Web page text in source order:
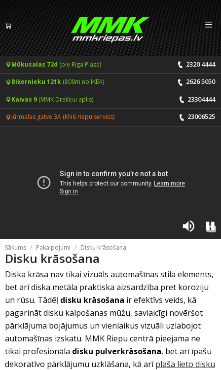
Riepas
Vasaras riepas
Ziemas riepas
Pakalpojumi
Riepu montāža un balansēšana
Disku remonts
Riepu un disku tirdzniecība
Savirzes regulēšana
Kondicionieru uzpilde
TPMS sensoru programmēšana
Riepu glabāšana
Riepu piegāde
Vakances
Jaunumi
Riepu apzīmējumi
Riepu kalkulators
Biežāk uzdotie jautājumi
MMK Riepas
Atsauksmes
Foto
Kontakti
LV EN
Mūkusalas 72d (pie Riga Plaza) 2320 4444
Biķernieku 121k (800m no IKEA) 2626 5050
Kaivas 9 (MMK Dreiliņu aplis). 23304444
Jūrmalas gatve 3A (KN6 riepu serviss) 23006525
Sākums / Pakalpojumi / Disku krāsošana
Disku krāsošana
Diska krāsa nav tikai vizuāls automašīnas stila elements,
bet arī diska metāla praktiska aizsardzība pret koroziju
un rūsu. Tādēļ disku krāsošana ir efektīvs veids, kā
pagarināt disku kalpošanas mūžu, savlaicīgi novēršot
pārklājuma bojājumus un vienlaikus vizuāli uzlabojot
automašīnas izskatu. MMK Riepu centrā pieejama ne
tikai profesionāla disku pulverkrāsošana, bet arī īpašu
dekoratīvo pārklājumu uzklāšana, kā arīplaša lieto disku